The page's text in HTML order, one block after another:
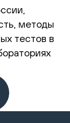
методы
тестов в